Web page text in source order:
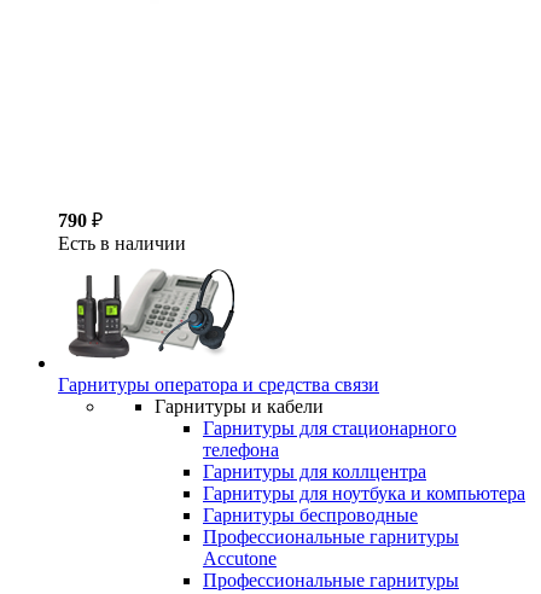
790 ₽
Есть в наличии
Гарнитуры оператора и средства связи
Гарнитуры и кабели
Гарнитуры для стационарного
телефона
Гарнитуры для коллцентра
Гарнитуры для ноутбука и компьютера
Гарнитуры беспроводные
Профессиональные гарнитуры
Accutone
Профессиональные гарнитуры